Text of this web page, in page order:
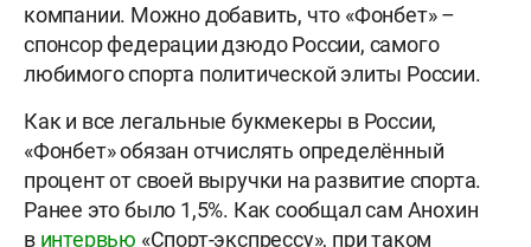
компании. Можно добавить, что «Фонбет» –
спонсор федерации дзюдо России, самого
любимого спорта политической элиты России.
Как и все легальные букмекеры в России,
«Фонбет» обязан отчислять определённый
процент от своей выручки на развитие спорта.
Ранее это было 1,5%. Как сообщал сам Анохин
в интервью «Спорт-экспрессу», при таком